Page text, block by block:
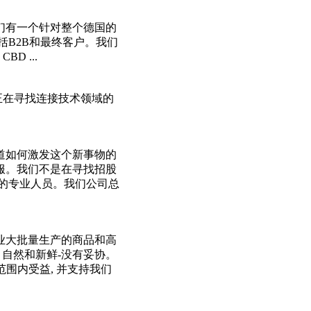
有一个针对整个德国的
B2B和最终客户。我们
...
寻找连接技术领域的
如何激发这个新事物的
。我们不是在寻找招股
专业人员。我们公司总
大批量生产的商品和高
然和新鲜-没有妥协。
围内受益, 并支持我们